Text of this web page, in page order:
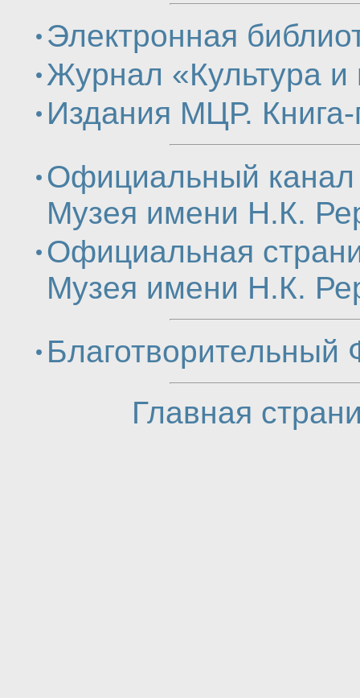
Электронная
Журнал «Культура и
Издания МЦР. Книга-
Официальный
Музея имени Н.К.
Официальная
Музея имени Н.К.
Главная